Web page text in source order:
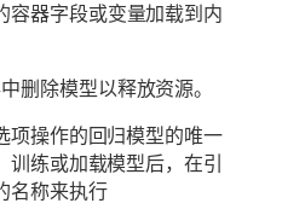
容器字段或变量加载到内
删除模型以释放资源。
项操作的回归模型的唯一
练或加载模型后，在引
名称来执行